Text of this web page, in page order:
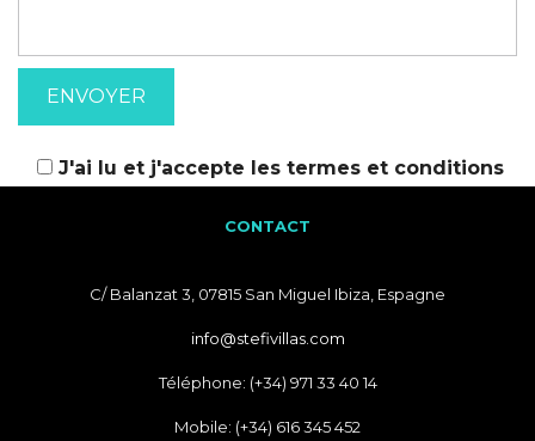
J'ai lu et j'accepte les termes et conditions
CONTACT
C/ Balanzat 3, 07815 San Miguel Ibiza, Espagne
info@stefivillas.com
Téléphone: (+34) 971 33 40 14
Mobile: (+34) 616 345 452